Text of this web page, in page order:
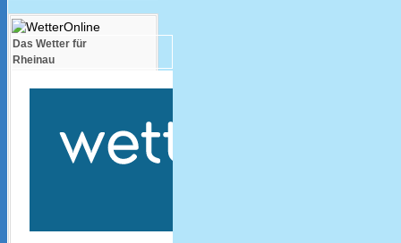
Das Wetter für
Rheinau